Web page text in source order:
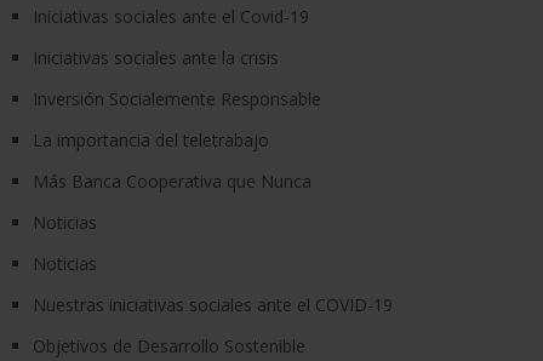
Iniciativas sociales ante el Covid-19
Iniciativas sociales ante la crisis
Inversión Socialemente Responsable
La importancia del teletrabajo
Más Banca Cooperativa que Nunca
Noticias
Noticias
Nuestras iniciativas sociales ante el COVID-19
Objetivos de Desarrollo Sostenible